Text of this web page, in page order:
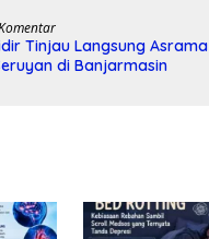
Tinjau Langsung Asrama
di Banjarmasin